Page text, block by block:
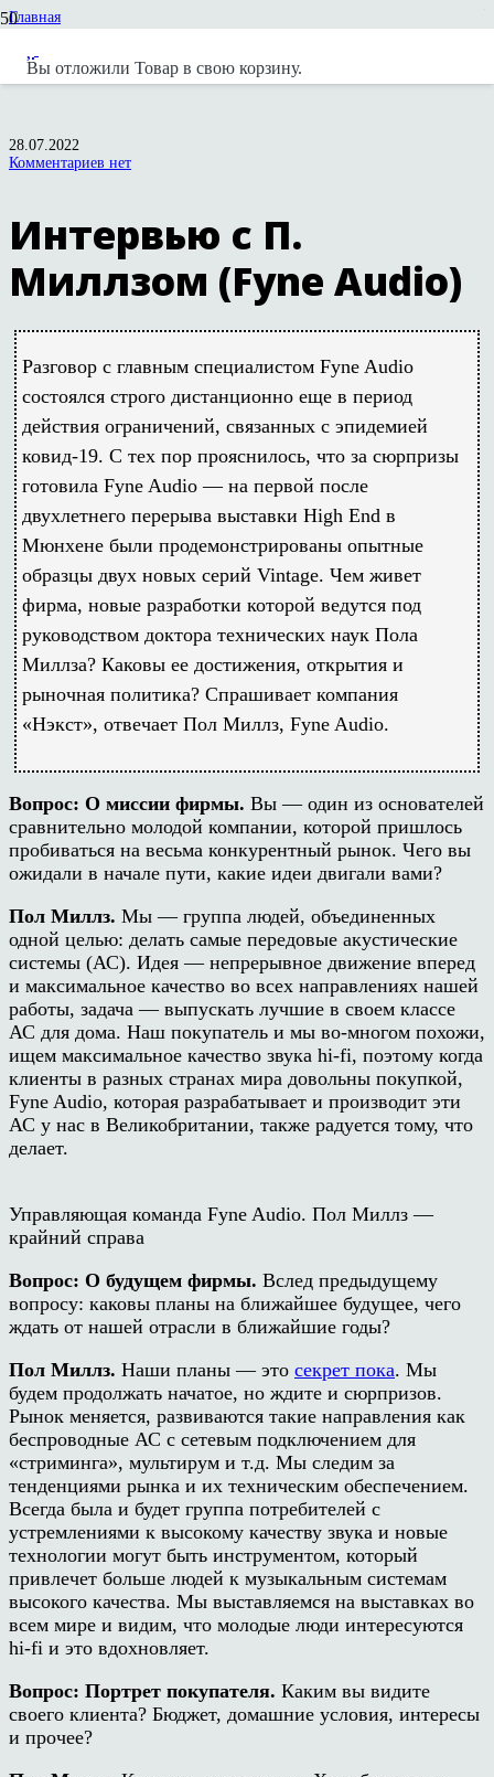
Вы отложили Товар в свою корзину.
Главная
Fyne Audio
Интервью с П. Миллзом (Fyne Audio)
28.07.2022
Комментариев нет
Интервью с П.
Миллзом (Fyne Audio)
Разговор с главным специалистом Fyne Audio
состоялся строго дистанционно еще в период
действия ограничений, связанных с эпидемией
ковид-19. С тех пор прояснилось, что за сюрпризы
готовила Fyne Audio — на первой после
двухлетнего перерыва выставки High End в
Мюнхене были продемонстрированы опытные
образцы двух новых серий Vintage. Чем живет
фирма, новые разработки которой ведутся под
руководством доктора технических наук Пола
Миллза? Каковы ее достижения, открытия и
рыночная политика? Спрашивает компания
«Нэкст», отвечает Пол Миллз, Fyne Audio.
Вопрос: О миссии фирмы. Вы — один из основателей
сравнительно молодой компании, которой пришлось
пробиваться на весьма конкурентный рынок. Чего вы
ожидали в начале пути, какие идеи двигали вами?
Пол Миллз. Мы — группа людей, объединенных
одной целью: делать самые передовые акустические
системы (АС). Идея — непрерывное движение вперед
и максимальное качество во всех направлениях нашей
работы, задача — выпускать лучшие в своем классе
АС для дома. Наш покупатель и мы во-многом похожи,
ищем максимальное качество звука hi-fi, поэтому когда
клиенты в разных странах мира довольны покупкой,
Fyne Audio, которая разрабатывает и производит эти
АС у нас в Великобритании, также радуется тому, что
делает.
Управляющая команда Fyne Audio. Пол Миллз —
крайний справа
Вопрос: О будущем фирмы. Вслед предыдущему
вопросу: каковы планы на ближайшее будущее, чего
ждать от нашей отрасли в ближайшие годы?
Пол Миллз. Наши планы — это секрет пока. Мы
будем продолжать начатое, но ждите и сюрпризов.
Рынок меняется, развиваются такие направления как
беспроводные АС с сетевым подключением для
«стриминга», мультирум и т.д. Мы следим за
тенденциями рынка и их техническим обеспечением.
Всегда была и будет группа потребителей с
устремлениями к высокому качеству звука и новые
технологии могут быть инструментом, который
привлечет больше людей к музыкальным системам
высокого качества. Мы выставляемся на выставках во
всем мире и видим, что молодые люди интересуются
hi-fi и это вдохновляет.
Вопрос: Портрет покупателя. Каким вы видите
своего клиента? Бюджет, домашние условия, интересы
и прочее?